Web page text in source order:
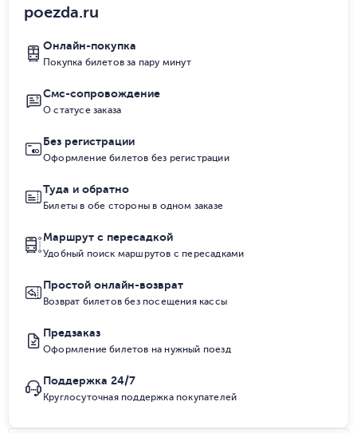
poezda.ru
Онлайн-покупка
Покупка билетов за пару минут
Смс-сопровождение
О статусе заказа
Без регистрации
Оформление билетов без регистрации
Туда и обратно
Билеты в обе стороны в одном заказе
Маршрут с пересадкой
Удобный поиск маршрутов с пересадками
Простой онлайн-возврат
Возврат билетов без посещения кассы
Предзаказ
Оформление билетов на нужный поезд
Поддержка 24/7
Круглосуточная поддержка покупателей